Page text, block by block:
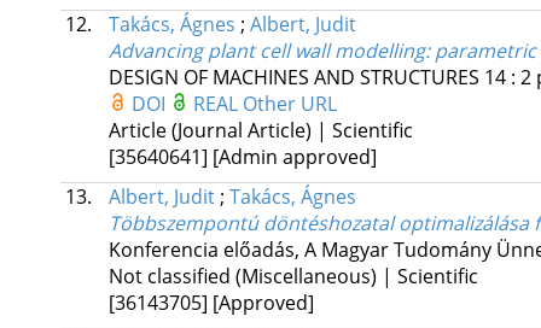
12.
Takács, Ágnes ; Albert, Judit
Advancing plant cell wall modelling:
DESIGN OF MACHINES AND STRUCTURES 14: 2
DOI
REAL Other URL
Article (Journal Article) | Scientific
[35640641] [Admin approved]
13.
Albert, Judit; Takács, Ágnes
Többszempontú döntéshozatal
Konferencia előadás, A Magyar Tudomány
Not classified (Miscellaneous) | Scientific
[36143705] [Approved]